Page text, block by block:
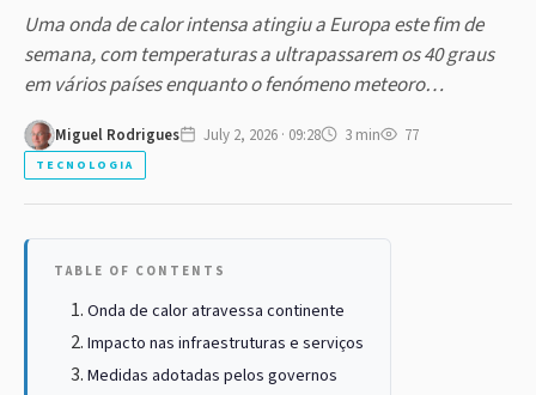
Uma onda de calor intensa atingiu a Europa este fim de
semana, com temperaturas a ultrapassarem os 40 graus
em vários países enquanto o fenómeno meteoro…
Miguel Rodrigues July 2, 2026 · 09:28 3 min 77
TECNOLOGIA
TABLE OF CONTENTS
Onda de calor atravessa continente
Impacto nas infraestruturas e serviços
Medidas adotadas pelos governos